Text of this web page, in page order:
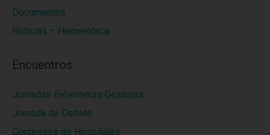
Documentos
Noticias – Hemeroteca
Encuentros
Jornadas Enfermeras Gestoras
Jornada de Debate
Congresos de Hospitales